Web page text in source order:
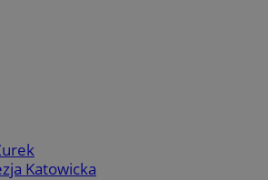
Katowicka